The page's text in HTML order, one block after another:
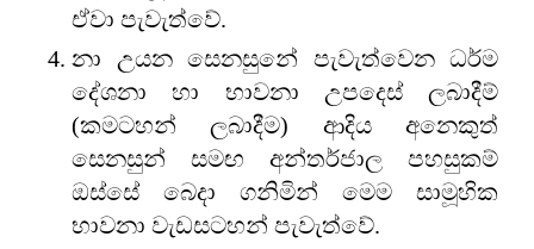
ඒවා පැවැත්වේ.
නා උයන සෙනසුනේ පැවැත්වෙන ධර්ම
දේශනා හා භාවනා උපදෙස් ලබාදීම්
(කමටහන් ලබාදීම) ආදිය අනෙකුත්
සෙනසුන් සමඟ අන්තර්ජාල පහසුකම්
ඔස්සේ බෙදා ගනිමින් මෙම සාමූහික
භාවනා වැඩසටහන් පැවැත්වේ.